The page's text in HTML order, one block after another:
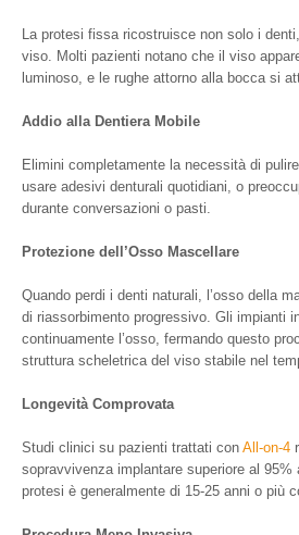
La protesi fissa ricostruisce non solo i
viso. Molti pazienti notano che il viso
luminoso, e le rughe attorno alla bocca si
Addio alla Dentiera Mobile
Elimini completamente la necessità di
usare adesivi denturali quotidiani, o
durante conversazioni o pasti.
Protezione dell’Osso Mascellare
Quando perdi i denti naturali, l’osso della
di riassorbimento progressivo. Gli impianti
continuamente l’osso, fermando questo
struttura scheletrica del viso stabile nel
Longevità Comprovata
Studi clinici su pazienti trattati con All-on-4
sopravvivenza implantare superiore al 95%
protesi è generalmente di 15-25 anni o più